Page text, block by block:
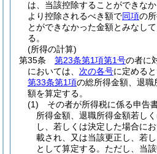
は、当該控除することができな
より控除されるべき額で同項の
とができなかった金額とみなして
る。
(所得の計算)
第35条
第23条第1項第1号の者に
においては、 次の各号に定める
第33条第1項の総所得金額、退職
額を算定する。
(1)
その者が所得税に係る申告
所得金額、退職所得金額若し
し、若しくは決定した場合に
載され、又は当該更正し、若
として算定する。 ただし、当